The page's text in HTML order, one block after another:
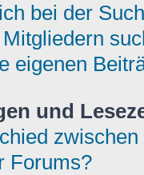
bei der
eigenen
und
Forums?